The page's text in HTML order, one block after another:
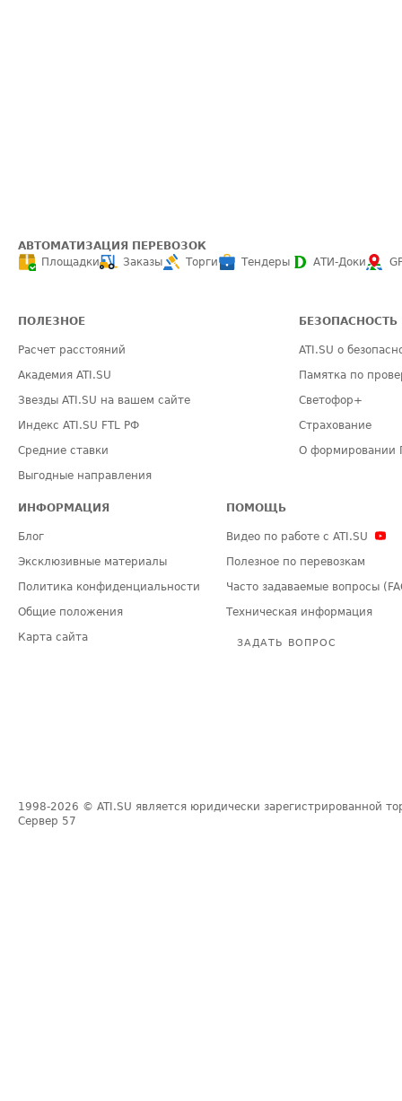
АВТОМАТИЗАЦИЯ ПЕРЕВОЗОК
Площадки
Заказы Торги Тендеры АТИ-Доки
ПОЛЕЗНОЕ
Расчет расстояний
Академия ATI.SU
Звезды ATI.SU на вашем сайте
Индекс ATI.SU FTL РФ
Средние ставки
Выгодные направления
БЕЗОПАСНОСТЬ
ATI.SU о
Памятка по
Светофор+
Страхование
О формировании
ИНФОРМАЦИЯ
Блог
Эксклюзивные материалы
Политика конфиденциальности
Общие положения
Карта сайта
ПОМОЩЬ
Видео по работе с ATI.SU
Полезное по перевозкам
Часто задаваемые вопросы
Техническая информация
ЗАДАТЬ ВОПРОС
1998-2026 © ATI.SU является юридически зарегистрированной
Сервер 57